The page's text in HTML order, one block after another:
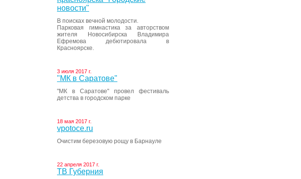
новости"
В поисках вечной молодости.
Парковая гимнастика за авторством
жителя Новосибирска Владимира
Ефремова дебютировала в
Красноярске.
3 июля 2017 г.
"МК в Саратове"
"МК в Саратове" провел фестиваль
детства в городском парке
18 мая 2017 г.
vpotoce.ru
Очистим березовую рощу в Барнауле
22 апреля 2017 г.
ТВ Губерния